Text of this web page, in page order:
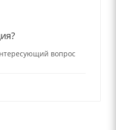
вопрос